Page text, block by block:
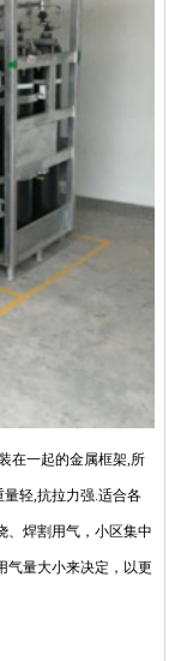
在一起的金属框架,所
轻,抗拉力强.适合各
、焊割用气，小区集中
量大小来决定，以更